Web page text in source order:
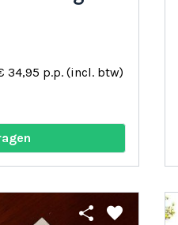
34,95 p.p. (incl. btw)
share favorite